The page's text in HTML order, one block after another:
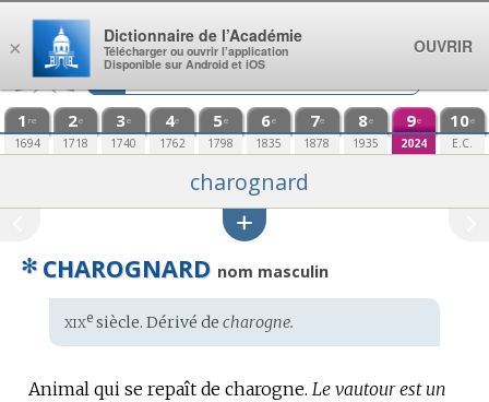
Aller au contenu
1 re
1694
2e
1718
3e
1740
4e
1762
5e
1798
6e
1835
7e
1878
8e
1935
9e
2024
10e
E.C.
charognard
✻ CHAROGNARD nom masculin
Étymologie
:
xixesiècle. Dérivé de charogne.
Animal qui se repaît de charogne. Le vautour est un
×
Dictionnaire de l’Académie
Télécharger ou ouvrir l’application
Disponible sur Android et iOS
OUVRIR